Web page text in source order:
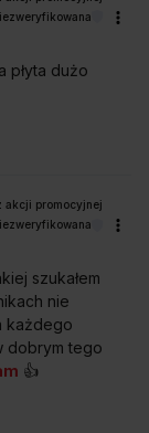
jest
i przekręcić
dopływ
płyta dużo
szukałem
nie
każdego
dobrym tego
👍️